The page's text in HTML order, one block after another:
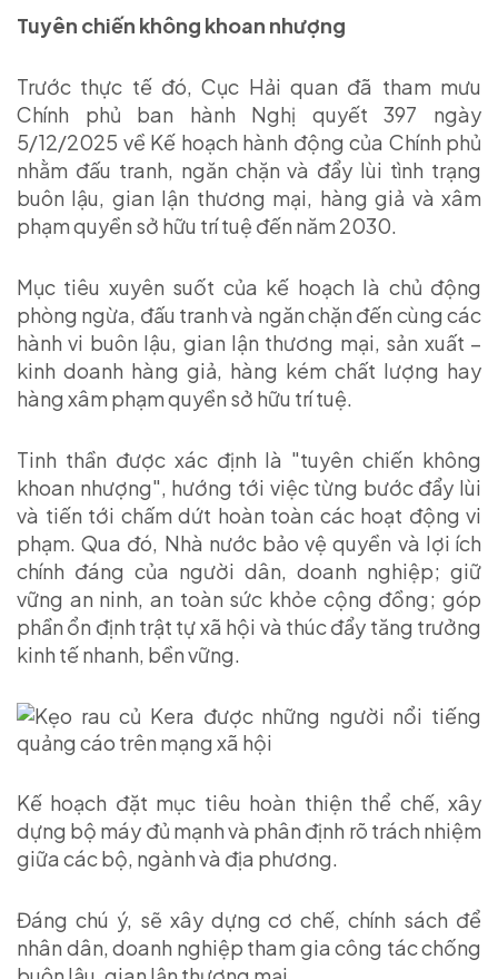
Tuyên chiến không khoan nhượng
Trước thực tế đó, Cục Hải quan đã tham mưu
Chính phủ ban hành Nghị quyết 397 ngày
5/12/2025 về Kế hoạch hành động của Chính phủ
nhằm đấu tranh, ngăn chặn và đẩy lùi tình trạng
buôn lậu, gian lận thương mại, hàng giả và xâm
phạm quyền sở hữu trí tuệ đến năm 2030.
Mục tiêu xuyên suốt của kế hoạch là chủ động
phòng ngừa, đấu tranh và ngăn chặn đến cùng các
hành vi buôn lậu, gian lận thương mại, sản xuất –
kinh doanh hàng giả, hàng kém chất lượng hay
hàng xâm phạm quyền sở hữu trí tuệ.
Tinh thần được xác định là "tuyên chiến không
khoan nhượng", hướng tới việc từng bước đẩy lùi
và tiến tới chấm dứt hoàn toàn các hoạt động vi
phạm. Qua đó, Nhà nước bảo vệ quyền và lợi ích
chính đáng của người dân, doanh nghiệp; giữ
vững an ninh, an toàn sức khỏe cộng đồng; góp
phần ổn định trật tự xã hội và thúc đẩy tăng trưởng
kinh tế nhanh, bền vững.
Kế hoạch đặt mục tiêu hoàn thiện thể chế, xây
dựng bộ máy đủ mạnh và phân định rõ trách nhiệm
giữa các bộ, ngành và địa phương.
Đáng chú ý, sẽ xây dựng cơ chế, chính sách để
nhân dân, doanh nghiệp tham gia công tác chống